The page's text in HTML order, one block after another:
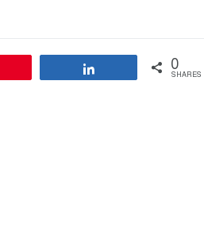
0
SHARES